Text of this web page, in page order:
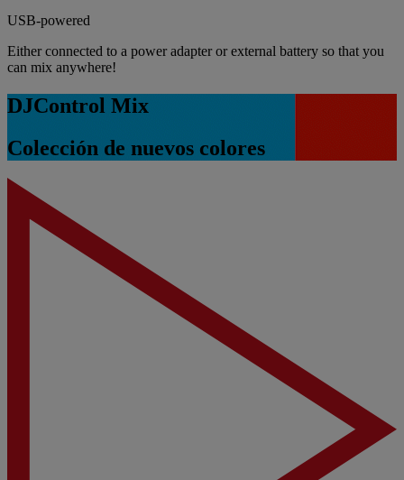
USB-powered
Either connected to a power adapter or external battery so that you
can mix anywhere!
DJControl Mix
Colección de nuevos colores